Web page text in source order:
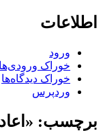
اطلاعات
ورود
خوراک ورودی‌ها
خوراک دیدگاه‌ها
وردپرس
برچسب: